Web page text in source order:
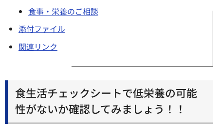
食事・栄養のご相談
添付ファイル
関連リンク
食生活チェックシートで低栄養の可能
性がないか確認してみましょう！！